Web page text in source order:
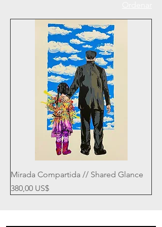
Mirada Compartida // Shared Glance
Precio
380,00 US$